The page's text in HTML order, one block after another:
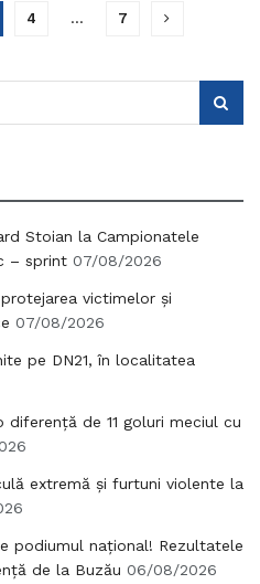
4 … 7
Stoian la Campionatele
– sprint 07/08/2026
victimelor și
07/08/2026
pe DN21, în localitatea
de 11 goluri meciul cu
extremă și furtuni violente la
podiumul național! Rezultatele
de la Buzău 06/08/2026